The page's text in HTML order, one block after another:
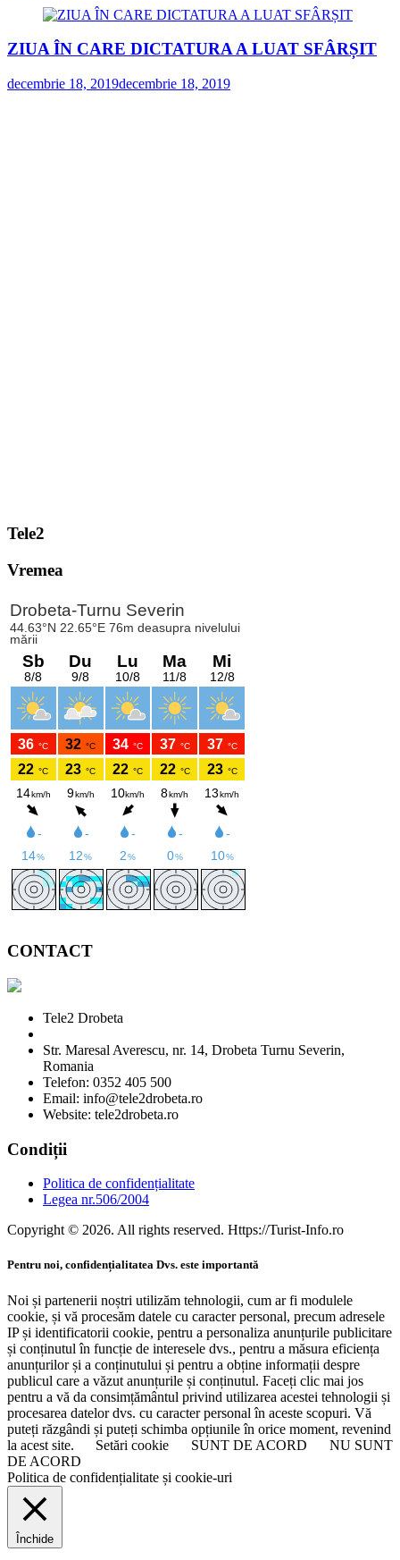
ZIUA ÎN CARE DICTATURA A LUAT SFÂRȘIT
decembrie 18, 2019decembrie 18, 2019
Tele2
Vremea
CONTACT
Tele2 Drobeta
Str. Maresal Averescu, nr. 14, Drobeta Turnu Severin,
Romania
Telefon: 0352 405 500
Email: info@tele2drobeta.ro
Website: tele2drobeta.ro
Condiții
Politica de confidențialitate
Legea nr.506/2004
Copyright © 2026. All rights reserved. Https://Turist-Info.ro
Pentru noi, confidențialitatea Dvs. este importantă
Noi și partenerii noștri utilizăm tehnologii, cum ar fi modulele
cookie, și vă procesăm datele cu caracter personal, precum adresele
IP și identificatorii cookie, pentru a personaliza anunțurile publicitare
și conținutul în funcție de interesele dvs., pentru a măsura eficiența
anunțurilor și a conținutului și pentru a obține informații despre
publicul care a văzut anunțurile și conținutul. Faceți clic mai jos
pentru a vă da consimțământul privind utilizarea acestei tehnologii și
procesarea datelor dvs. cu caracter personal în aceste scopuri. Vă
puteți răzgândi și puteți schimba opțiunile în orice moment, revenind
la acest site.
Setări cookie SUNT DE ACORD
NU SUNT
DE ACORD
Politica de confidențialitate și cookie-uri
Închide